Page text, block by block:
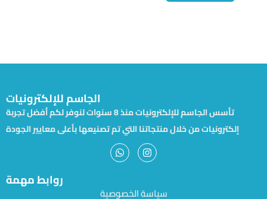
الجاسم للإلكترونيات
تأسس الجاسم للإلكترونيات منذ 8 سنوات لنوفر لكم أفضل تجربة
إلكترونيات من خلال منتجاتنا التي تم تصنيعها بأعلى معايير الجودة
روابط مهمة
سياسة الخصوصية